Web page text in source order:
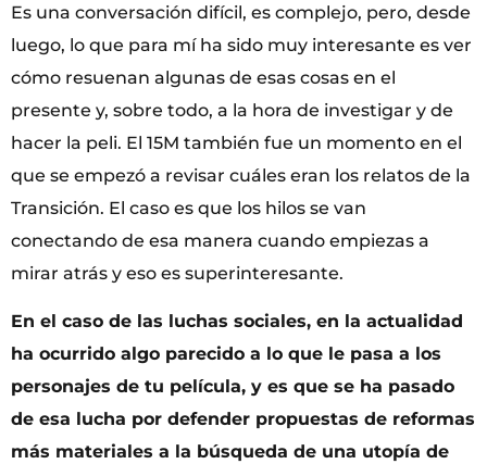
Es una conversación difícil, es complejo, pero, desde
luego, lo que para mí ha sido muy interesante es ver
cómo resuenan algunas de esas cosas en el
presente y, sobre todo, a la hora de investigar y de
hacer la peli. El 15M también fue un momento en el
que se empezó a revisar cuáles eran los relatos de la
Transición. El caso es que los hilos se van
conectando de esa manera cuando empiezas a
mirar atrás y eso es superinteresante.
En el caso de las luchas sociales, en la actualidad
ha ocurrido algo parecido a lo que le pasa a los
personajes de tu película, y es que se ha pasado
de esa lucha por defender propuestas de reformas
más materiales a la búsqueda de una utopía de